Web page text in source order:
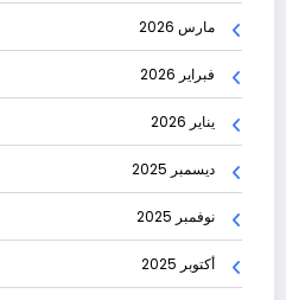
مارس 2026
فبراير 2026
يناير 2026
ديسمبر 2025
نوفمبر 2025
أكتوبر 2025